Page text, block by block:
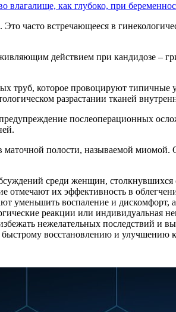
влагалище, как глубоко, при
часто встречающееся в
действием при кандидозе –
труб, которое провоцируют
разрастании тканей
послеоперационных
маточной полости, называемой
среди женщин,
отмечают их эффективность в
уменьшить воспаление и дискомфорт,
реакции или индивидуальная
нежелательных последствий
восстановлению и улучшению